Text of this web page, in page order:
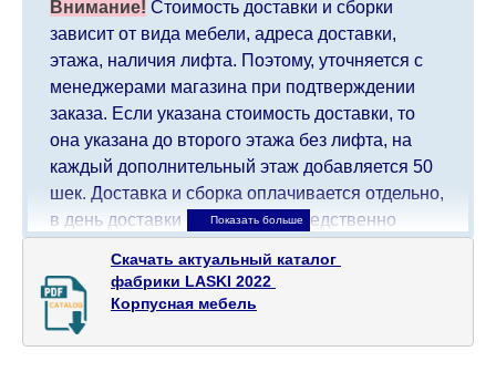
Внимание! Стоимость доставки и сборки
зависит от вида мебели, адреса доставки,
этажа, наличия лифта. Поэтому, уточняется с
менеджерами магазина при подтверждении
заказа. Если указана стоимость доставки, то
она указана до второго этажа без лифта, на
каждый дополнительный этаж добавляется 50
шек. Доставка и сборка оплачивается отдельно,
в день доставки мебели непосредственно
населенные пункты, которые находятся далеко
от центра страны, такие как: все, что дальше от
Кармиэля на севере, все, что дальше от Беэр-
Шевы на юге и в Иерусалиме, будет взимать
Скачать актуальный каталог
фабрики LASKI 2022
Корпусная мебель